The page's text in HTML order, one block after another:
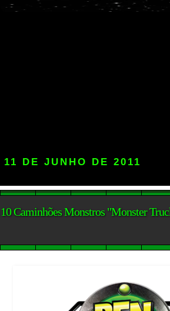
DE JUNHO DE 2011
Caminhões Monstros "Monster